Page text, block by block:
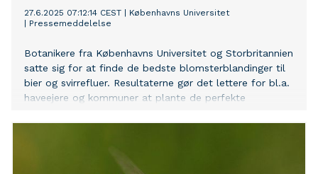
27.6.2025 07:12:14 CEST
Københavns Universitet
Pressemeddelelse
Botanikere fra Københavns Universitet og Storbritannien
satte sig for at finde de bedste blomsterblandinger til
bier og svirrefluer. Resultaterne gør det lettere for bl.a.
haveejere og kommuner at plante de perfekte